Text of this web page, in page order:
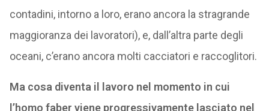
contadini, intorno a loro, erano ancora la stragrande
maggioranza dei lavoratori), e, dall’altra parte degli
oceani, c’erano ancora molti cacciatori e raccoglitori.
Ma cosa diventa il lavoro nel momento in cui
l’homo faber viene progressivamente lasciato nel